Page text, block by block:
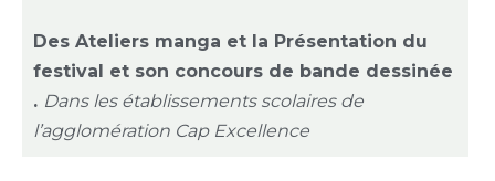
Des Ateliers manga et la Présentation du
festival et son concours de bande dessinée
. Dans les établissements scolaires de
l’agglomération Cap Excellence